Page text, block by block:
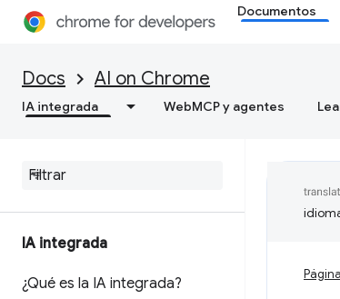
Documentos
Docs AI on Chrome
IA integrada WebMCP y agentes
IA integrada
¿Qué es la IA integrada?